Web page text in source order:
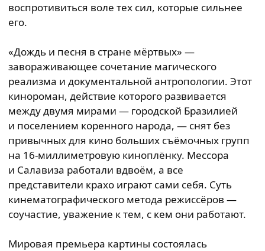
воспротивиться воле тех сил, которые сильнее
его.
«Дождь и песня в стране мёртвых» —
завораживающее сочетание магического
реализма и документальной антропологии. Этот
кинороман, действие которого развивается
между двумя мирами — городской Бразилией
и поселением коренного народа, — снят без
привычных для кино больших съёмочных групп
на 16-миллиметровую киноплёнку. Мессора
и Салавиза работали вдвоём, а все
представители крахо играют сами себя. Суть
кинематографического метода режиссёров —
соучастие, уважение к тем, с кем они работают.
Мировая премьера картины состоялась